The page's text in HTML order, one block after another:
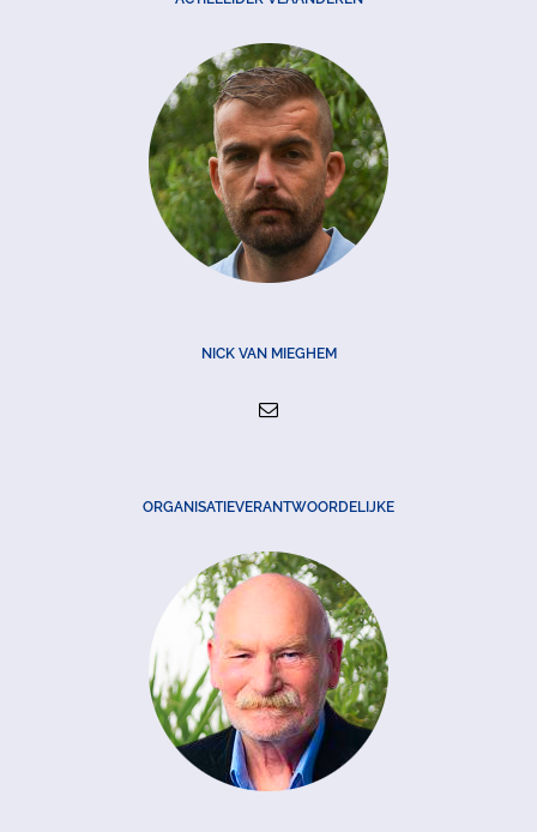
NICK VAN MIEGHEM
ORGANISATIEVERANTWOORDELIJKE